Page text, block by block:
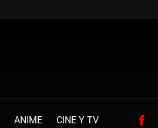
ANIME CINE Y TV